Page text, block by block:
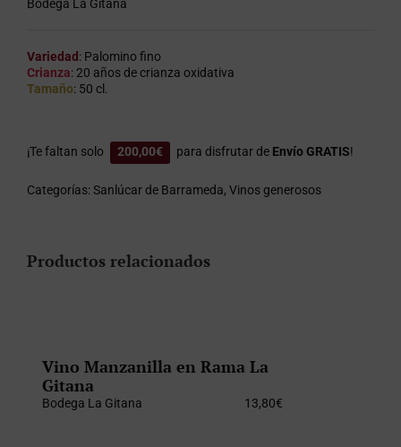
Bodega La Gitana
Variedad : Palomino fino
Crianza: 20 años de crianza oxidativa
Tamaño: 50 cl.
¡Te faltan solo 200,00€ para disfrutar de Envío GRATIS!
Categorías:Sanlúcar de Barrameda, Vinos generosos
Productos relacionados
Vino Manzanilla en Rama La
Gitana
Bodega La Gitana 13,80€